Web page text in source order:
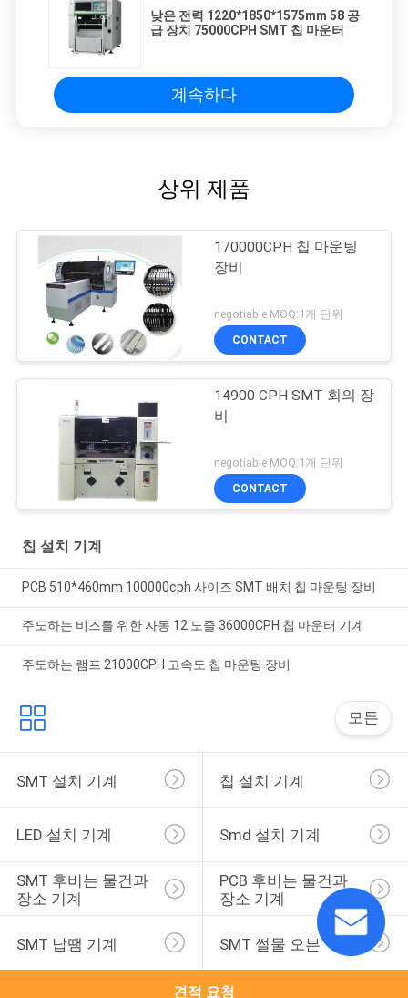
낮은 전력 1220*1850*1575mm 58 공
급 장치 75000CPH SMT 칩 마운터
계속하다
상위 제품
170000CPH 칩 마운팅
장비
negotiable MOQ:1개 단위
CONTACT
14900 CPH SMT 회의 장
비
negotiable MOQ:1개 단위
CONTACT
칩 설치 기계
PCB 510*460mm 100000cph 사이즈 SMT 배치 칩 마운팅 장비
주도하는 비즈를 위한 자동 12 노즐 36000CPH 칩 마운터 기계
주도하는 램프 21000CPH 고속도 칩 마운팅 장비
모든
SMT 설치 기계 칩 설치 기계
LED 설치 기계 Smd 설치 기계
SMT 후비는 물건과
장소 기계
PCB 후비는 물건과
장소 기계
SMT 납땜 기계 SMT 썰물 오븐
견적 요청